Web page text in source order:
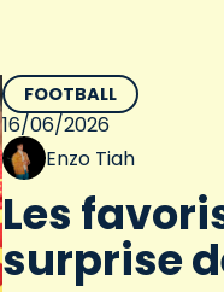
FOOTBALL
16/06/2026
Enzo Tiah
Les
surprise